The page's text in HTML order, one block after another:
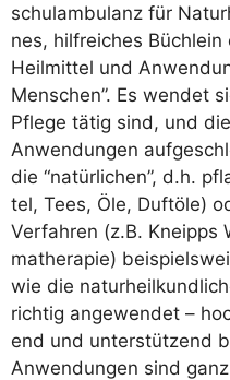
schul­am­bu­lanz für
nes, hilf­rei­ches
Heil­mit­tel und
Men­schen”. Es wen­det
Pfle­ge tätig sind, und
Anwen­dun­gen
die “natür­li­chen”, d.h.
tel, Tees, Öle, Duft­öle)
Ver­fah­ren (z.B.
ma­the­ra­pie)
wie die
rich­tig ange­wen­det –
end und unter­stüt­zend
Anwen­dun­gen sind